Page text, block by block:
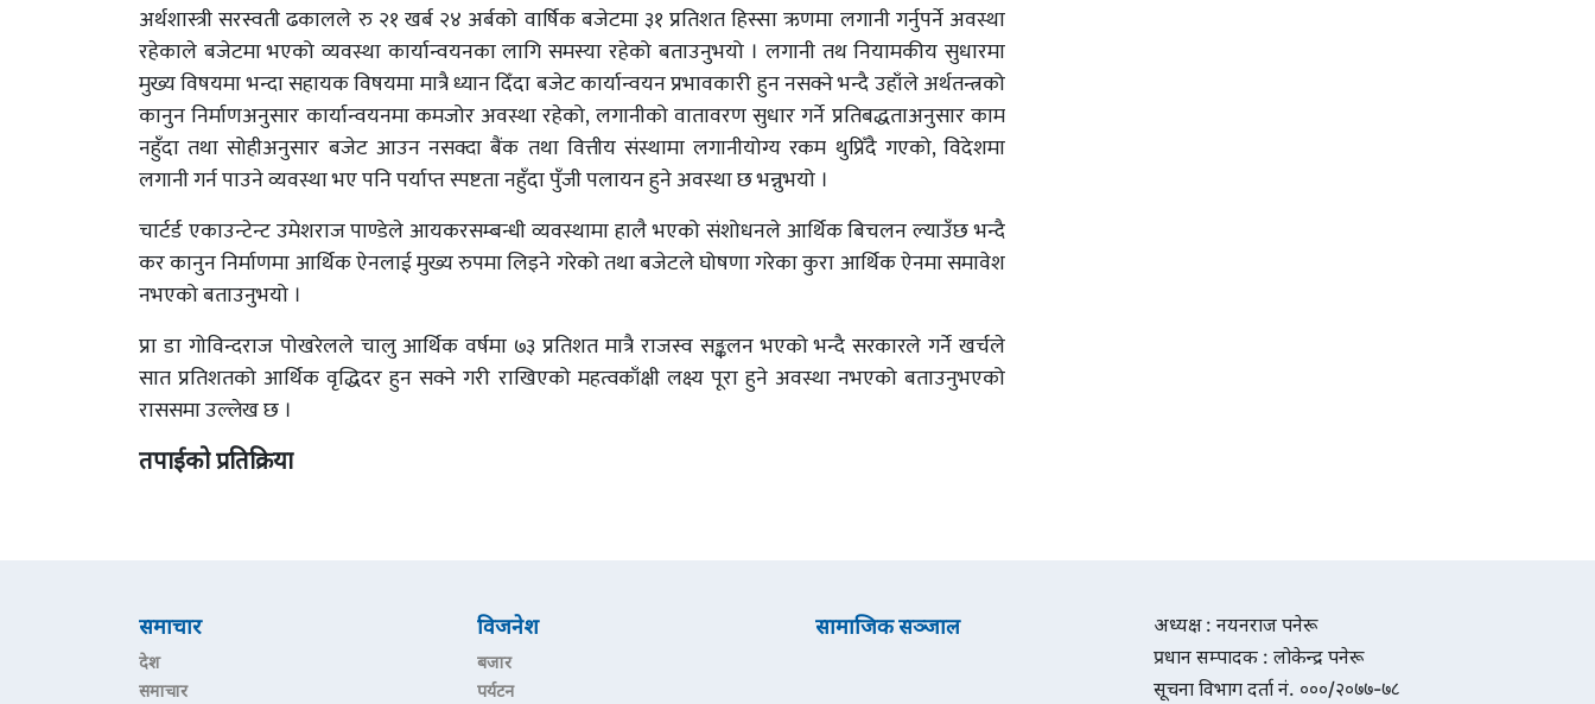
अर्थशास्त्री सरस्वती ढकालले रु २१ खर्ब २४ अर्बको वार्षिक बजेटमा ३१ प्रतिशत हिस्सा ऋणमा लगानी गर्नुपर्ने अवस्था
रहेकाले बजेटमा भएको व्यवस्था कार्यान्वयनका लागि समस्या रहेको बताउनुभयो । लगानी तथ नियामकीय सुधारमा
मुख्य विषयमा भन्दा सहायक विषयमा मात्रै ध्यान दिँदा बजेट कार्यान्वयन प्रभावकारी हुन नसक्ने भन्दै उहाँले अर्थतन्त्रको
कानुन निर्माणअनुसार कार्यान्वयनमा कमजोर अवस्था रहेको, लगानीको वातावरण सुधार गर्ने प्रतिबद्धताअनुसार काम
नहुँदा तथा सोहीअनुसार बजेट आउन नसक्दा बैंक तथा वित्तीय संस्थामा लगानीयोग्य रकम थुप्रिँदै गएको, विदेशमा
लगानी गर्न पाउने व्यवस्था भए पनि पर्याप्त स्पष्टता नहुँदा पुँजी पलायन हुने अवस्था छ भन्नुभयो ।
चार्टर्ड एकाउन्टेन्ट उमेशराज पाण्डेले आयकरसम्बन्धी व्यवस्थामा हालै भएको संशोधनले आर्थिक बिचलन ल्याउँछ भन्दै
कर कानुन निर्माणमा आर्थिक ऐनलाई मुख्य रुपमा लिइने गरेको तथा बजेटले घोषणा गरेका कुरा आर्थिक ऐनमा समावेश
नभएको बताउनुभयो ।
प्रा डा गोविन्दराज पोखरेलले चालु आर्थिक वर्षमा ७३ प्रतिशत मात्रै राजस्व सङ्कलन भएको भन्दै सरकारले गर्ने खर्चले
सात प्रतिशतको आर्थिक वृद्धिदर हुन सक्ने गरी राखिएको महत्वकाँक्षी लक्ष्य पूरा हुने अवस्था नभएको बताउनुभएको
राससमा उल्लेख छ ।
तपाईको प्रतिक्रिया
समाचार
देश
समाचार
विजनेश
बजार
पर्यटन
सामाजिक सञ्जाल
अध्यक्ष : नयनराज पनेरू
प्रधान सम्पादक : लोकेन्द्र पनेरू
सूचना विभाग दर्ता नं. ०००/२०७७-७८